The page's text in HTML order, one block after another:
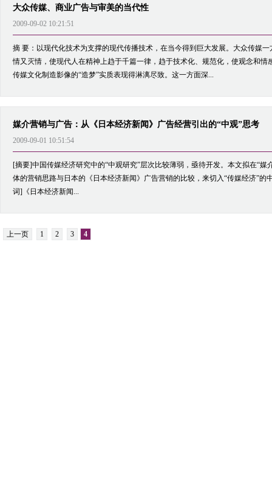
大众传媒、商业广告与审美的当代性
2009-09-02 10:21:51
摘 要：以现代化技术为支撑的现代传播技术，在当今得到巨大发展。大众传媒
情又灭情，使现代人在精神上趋于千篇一律，趋于技术化、规范化，使观念和情
传媒文化制造影像的“造梦”实质表现得淋漓尽致。这一方面深...
媒介营销与广告：从《日本经济新闻》广告经营引出的“中观”思考
2009-09-01 10:51:54
[摘要]中国传媒经济研究中的“中观研究”层次比较薄弱，亟待开发。本文拟在“媒
体的营销思路与日本的《日本经济新闻》广告营销的比较，来切入“传媒经济”的
词]《日本经济新闻...
上一页 1 2 3 4